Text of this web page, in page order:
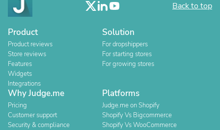
Back to top
Product
Product reviews
Store reviews
Features
Widgets
Integrations
Solution
For dropshippers
For starting stores
For growing stores
Why Judge.me
Pricing
Customer support
Security & compliance
Platforms
Judge.me on Shopify
Shopify Vs Bigcommerce
Shopify Vs WooCommerce